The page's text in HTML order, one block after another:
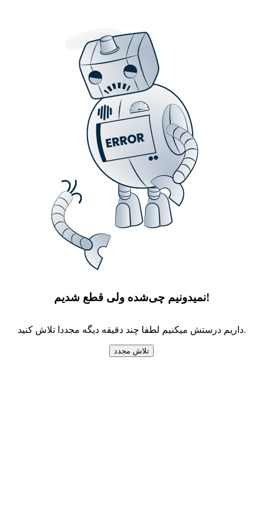
نمیدونیم چی‌شده ولی قطع شدیم!
داریم درستش میکنیم لطفا چند دقیقه دیگه مجددا تلاش کنید.
تلاش مجدد